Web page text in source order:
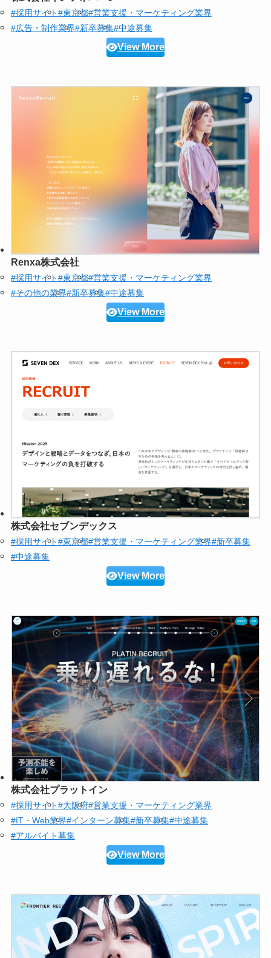
#採用サイト#東京都#営業支援・マーケティング業界
#広告・制作業界#新卒募集#中途募集
View More
Renxa株式会社
#採用サイト#東京都#営業支援・マーケティング業界
#その他の業界#新卒募集#中途募集
View More
株式会社セブンデックス
#採用サイト#東京都#営業支援・マーケティング業界#新卒募集
#中途募集
View More
株式会社プラットイン
#採用サイト#大阪府#営業支援・マーケティング業界
#IT・Web業界#インターン募集#新卒募集#中途募集
#アルバイト募集
View More